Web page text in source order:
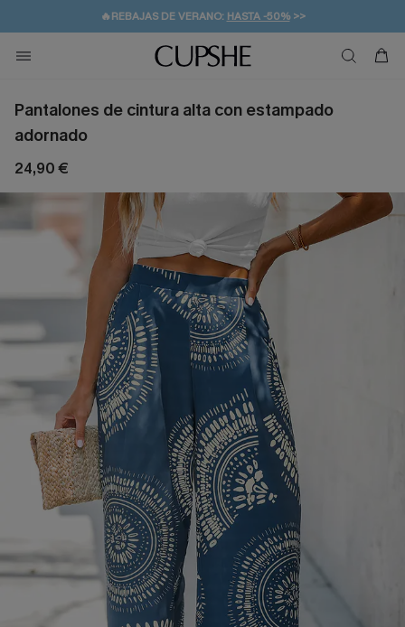
👒PROMOCIÓN DE VERANO:-10% EN 2 VESTIDOS
💌¡SUSCRIBIRSE & GANAR -10% EXTRA!
🚚ENVÍO GRATUITO A PARTIR DE 49 € >>
Pantalones de cintura alta con estampado
adornado
24,90 €